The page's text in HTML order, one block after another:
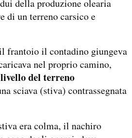
della produzione olearia
di un terreno carsico e
frantoio il contadino giungeva
nel proprio camino,
del terreno
sciava (stiva) contrassegnata
era colma, il nachiro